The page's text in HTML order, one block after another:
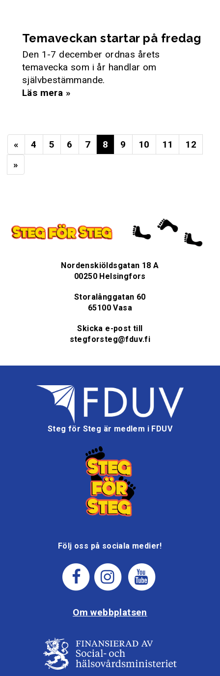
Temaveckan startar på fredag
Den 1-7 december ordnas årets
temavecka som i år handlar om
självbestämmande.
Läs mera »
« 4 5 6 7 8 9 10 11
12
»
Nordenskiöldsgatan 18 A
00250 Helsingfors
Storalånggatan 60
65100 Vasa
Skicka e-post till
stegforsteg@fduv.fi
Steg för Steg är medlem i FDUV
Följ oss på sociala medier!
Om webbplatsen